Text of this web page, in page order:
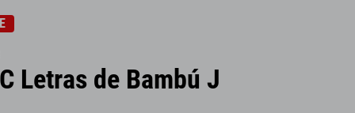
Letras de Bambú J